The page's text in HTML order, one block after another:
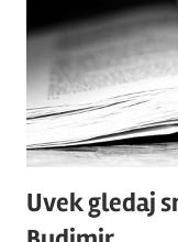
Uvek gledaj